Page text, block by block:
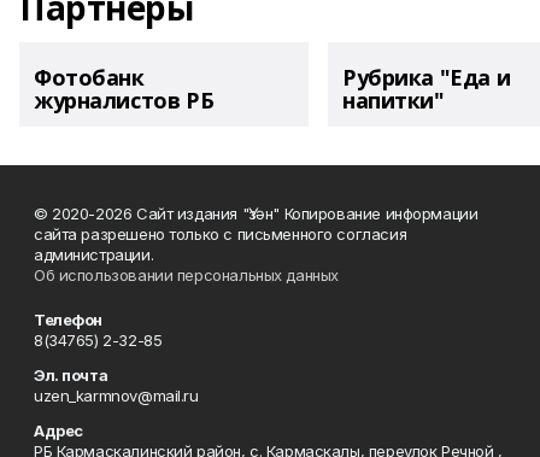
Фотобанк
журналистов РБ
Рубрика "Еда и
напитки"
© 2020-2026 Сайт издания "Үзән" Копирование информации
сайта разрешено только с письменного согласия
администрации.
Об использовании персональных данных
Телефон
8(34765) 2-32-85
Эл. почта
uzen_karmnov@mail.ru
Адрес
РБ Кармаскалинский район, с. Кармаскалы, переулок Речной ,